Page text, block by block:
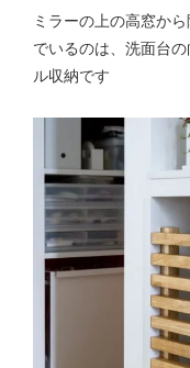
ミラーの上の高窓か
でいるのは、洗面台
ル収納です